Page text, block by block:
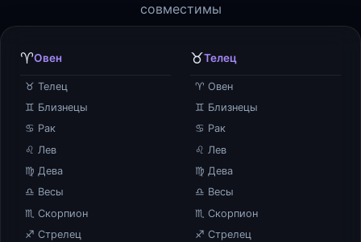
совместимы
♈Овен
♉ Телец
♊ Близнецы
♋ Рак
♌ Лев
♍ Дева
♎ Весы
♏ Скорпион
♐ Стрелец
♉Телец
♈ Овен
♊ Близнецы
♋ Рак
♌ Лев
♍ Дева
♎ Весы
♏ Скорпион
♐ Стрелец